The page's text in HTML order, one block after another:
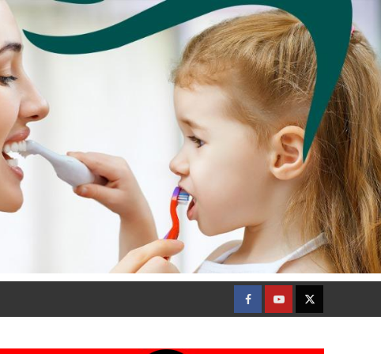
FacebookYoutubeTwitter